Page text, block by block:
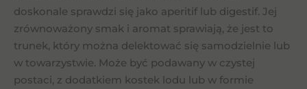
doskonale sprawdzi się jako aperitif lub digestif. Jej
zrównoważony smak i aromat sprawiają, że jest to
trunek, który można delektować się samodzielnie lub
w towarzystwie. Może być podawany w czystej
postaci, z dodatkiem kostek lodu lub w formie